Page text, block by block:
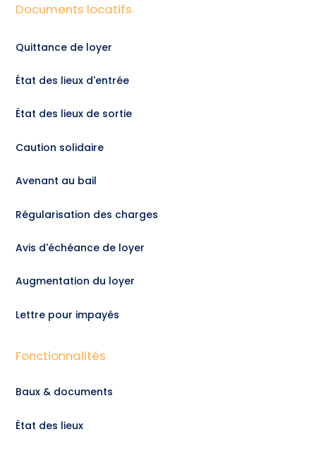
Documents locatifs
Quittance de loyer
État des lieux d'entrée
État des lieux de sortie
Caution solidaire
Avenant au bail
Régularisation des charges
Avis d'échéance de loyer
Augmentation du loyer
Lettre pour impayés
Fonctionnalités
Baux & documents
État des lieux